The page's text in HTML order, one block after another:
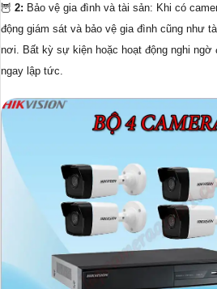
🦉 2: Bảo vệ gia đình và tài sản: Khi có
động giám sát và bảo vệ gia đình cũng như
nơi. Bất kỳ sự kiện hoặc hoạt động nghi ngờ
ngay lập tức.